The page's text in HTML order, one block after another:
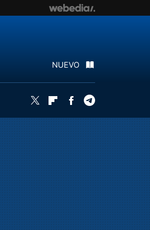
NUEVO
Twitter FlipboardFacebook